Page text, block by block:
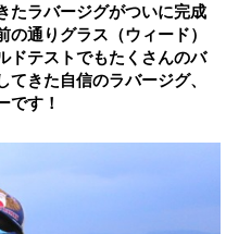
たラバージグがついに完成
の通りグラス（ウィード）
テストでもたくさんのバ
きた自信のラバージグ、
です！